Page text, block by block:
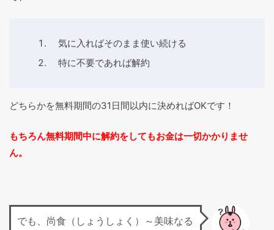
気に入ればそのまま使い続ける
特に不要であれば解約
どちらかを無料期間の31日間以内に決めればOKです！
もちろん無料期間中に解約をしてもお金は一切かかりませ
ん。
でも、尚食（しょうしょく）～美味なる